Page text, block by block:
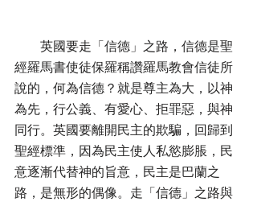
經羅馬書使徒保羅稱讚羅馬教會信徒所
說的，何為信德？就是尊主為大，以神
為先，行公義、有愛心、拒罪惡，與神
同行。英國要離開民主的欺騙，回歸到
聖經標準，因為民主使人私慾膨脹，民
意逐漸代替神的旨意，民主是巴蘭之
路，是無形的偶像。走「信德」之路與